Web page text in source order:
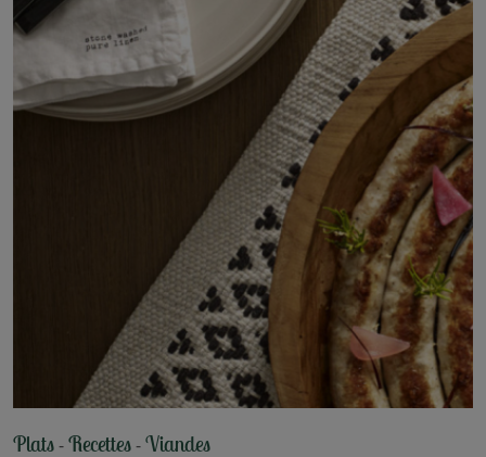
Plats-Recettes-Viandes